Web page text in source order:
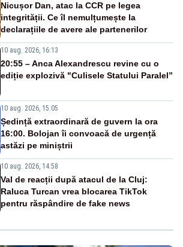
Nicușor Dan, atac la CCR pe legea
integrității. Ce îl nemulțumește la
declarațiile de avere ale partenerilor
10 aug. 2026, 16:13
20:55 – Anca Alexandrescu revine cu o
ediție explozivă "Culisele Statului Paralel”
10 aug. 2026, 15:05
Ședință extraordinară de guvern la ora
16:00. Bolojan îi convoacă de urgență
astăzi pe miniștrii
10 aug. 2026, 14:58
Val de reacții după atacul de la Cluj:
Raluca Turcan vrea blocarea TikTok
pentru răspândire de fake news